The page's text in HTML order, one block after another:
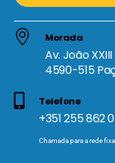
Morada
Av. João
4590-515
Telefone
+351 255 862
Chamada para a rede